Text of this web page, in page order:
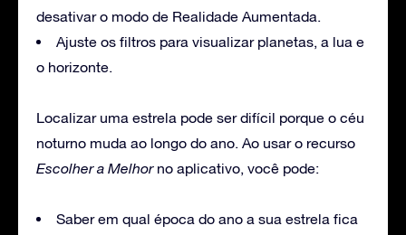
desativar o modo de Realidade Aumentada.
Ajuste os filtros para visualizar planetas, a lua e
o horizonte.
Localizar uma estrela pode ser difícil porque o céu
noturno muda ao longo do ano. Ao usar o recurso
Escolher a Melhor no aplicativo, você pode:
Saber em qual época do ano a sua estrela fica